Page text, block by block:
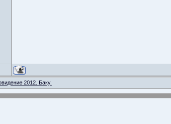
2012. Баку.